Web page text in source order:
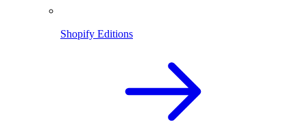
Shopify Editions